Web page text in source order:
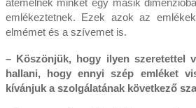
átemelnek minket egy másik
emlékeztetnek. Ezek azok az
elmémet és a szívemet is.
– Köszönjük, hogy ilyen szeretettel
hallani, hogy ennyi szép emléket
kívánjuk a szolgálatának következő